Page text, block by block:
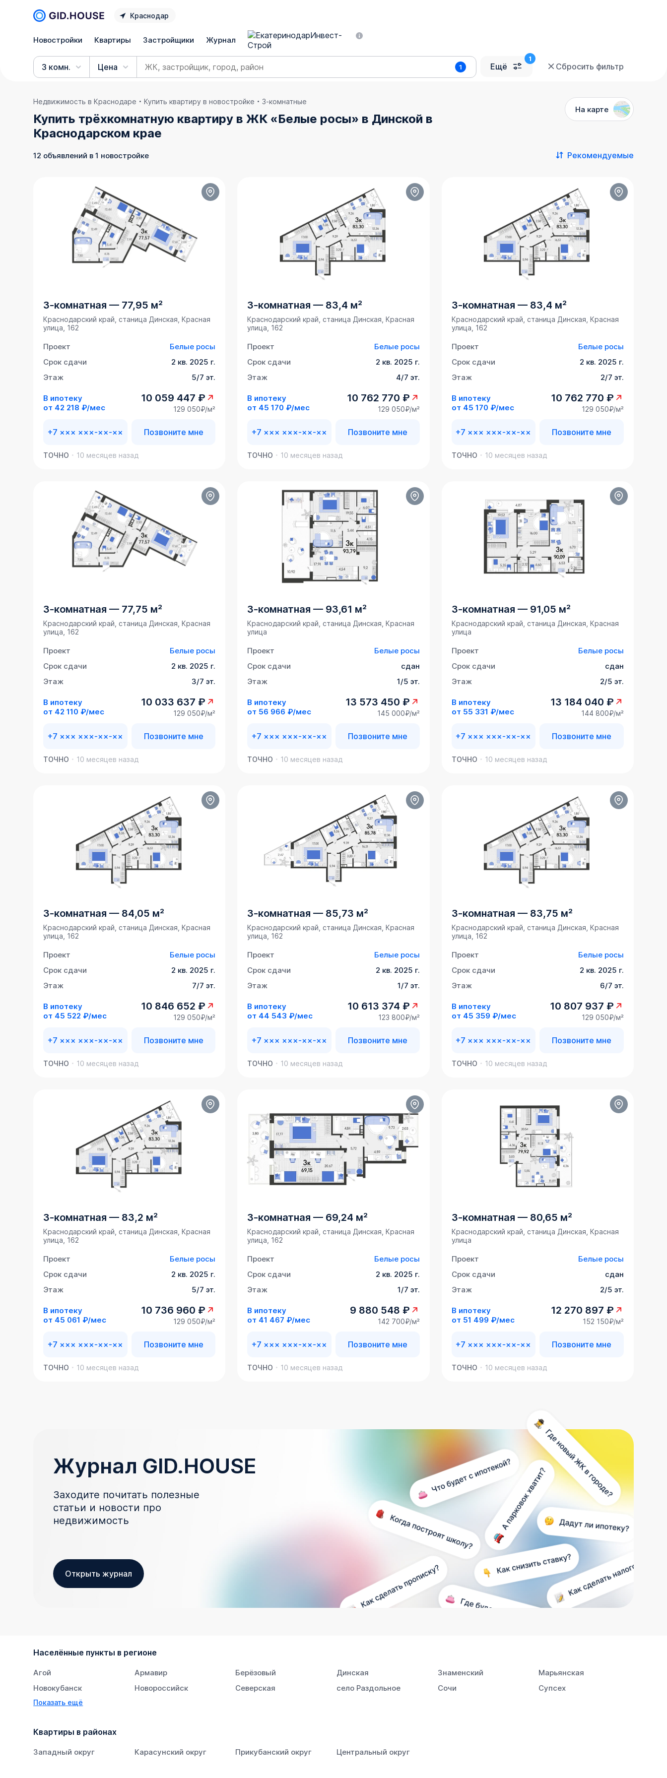
Краснодар
Новостройки Квартиры Застройщики Журнал
3 комн. Цена 1 Ещё Сбросить фильтр
Недвижимость в Краснодаре Купить квартиру в новостройке 3-комнатные
Купить трёхкомнатную квартиру в ЖК «Белые росы» в Динской в
Краснодарском крае
На карте
12 объявлений в 1 новостройке Рекомендуемые
3-комнатная — 77,95 м²
Краснодарский край, станица Динская, Красная
улица, 162
Проект
Белые росы
Срок сдачи
2 кв. 2025 г.
Этаж
5/7 эт.
В ипотеку
от 42 218 ₽/мес
10 059 447 ₽
129 050₽/м²
+7 ××× ×××-××-×× Позвоните мне
ТОЧНО 10 месяцев назад
3-комнатная — 83,4 м²
Краснодарский край, станица Динская, Красная
улица, 162
Проект
Белые росы
Срок сдачи
2 кв. 2025 г.
Этаж
4/7 эт.
В ипотеку
от 45 170 ₽/мес
10 762 770 ₽
129 050₽/м²
+7 ××× ×××-××-×× Позвоните мне
ТОЧНО 10 месяцев назад
3-комнатная — 83,4 м²
Краснодарский край, станица Динская, Красная
улица, 162
Проект
Белые росы
Срок сдачи
2 кв. 2025 г.
Этаж
2/7 эт.
В ипотеку
от 45 170 ₽/мес
10 762 770 ₽
129 050₽/м²
+7 ××× ×××-××-×× Позвоните мне
ТОЧНО 10 месяцев назад
3-комнатная — 77,75 м²
Краснодарский край, станица Динская, Красная
улица, 162
Проект
Белые росы
Срок сдачи
2 кв. 2025 г.
Этаж
3/7 эт.
В ипотеку
от 42 110 ₽/мес
10 033 637 ₽
129 050₽/м²
+7 ××× ×××-××-×× Позвоните мне
ТОЧНО 10 месяцев назад
3-комнатная — 93,61 м²
Краснодарский край, станица Динская, Красная
улица
Проект
Белые росы
Срок сдачи
сдан
Этаж
1/5 эт.
В ипотеку
от 56 966 ₽/мес
13 573 450 ₽
145 000₽/м²
+7 ××× ×××-××-×× Позвоните мне
ТОЧНО 10 месяцев назад
3-комнатная — 91,05 м²
Краснодарский край, станица Динская, Красная
улица
Проект
Белые росы
Срок сдачи
сдан
Этаж
2/5 эт.
В ипотеку
от 55 331 ₽/мес
13 184 040 ₽
144 800₽/м²
+7 ××× ×××-××-×× Позвоните мне
ТОЧНО 10 месяцев назад
3-комнатная — 84,05 м²
Краснодарский край, станица Динская, Красная
улица, 162
Проект
Белые росы
Срок сдачи
2 кв. 2025 г.
Этаж
7/7 эт.
В ипотеку
от 45 522 ₽/мес
10 846 652 ₽
129 050₽/м²
+7 ××× ×××-××-×× Позвоните мне
ТОЧНО 10 месяцев назад
3-комнатная — 85,73 м²
Краснодарский край, станица Динская, Красная
улица, 162
Проект
Белые росы
Срок сдачи
2 кв. 2025 г.
Этаж
1/7 эт.
В ипотеку
от 44 543 ₽/мес
10 613 374 ₽
123 800₽/м²
+7 ××× ×××-××-×× Позвоните мне
ТОЧНО 10 месяцев назад
3-комнатная — 83,75 м²
Краснодарский край, станица Динская, Красная
улица, 162
Проект
Белые росы
Срок сдачи
2 кв. 2025 г.
Этаж
6/7 эт.
В ипотеку
от 45 359 ₽/мес
10 807 937 ₽
129 050₽/м²
+7 ××× ×××-××-×× Позвоните мне
ТОЧНО 10 месяцев назад
3-комнатная — 83,2 м²
Краснодарский край, станица Динская, Красная
улица, 162
Проект
Белые росы
Срок сдачи
2 кв. 2025 г.
Этаж
5/7 эт.
В ипотеку
от 45 061 ₽/мес
10 736 960 ₽
129 050₽/м²
+7 ××× ×××-××-×× Позвоните мне
ТОЧНО 10 месяцев назад
3-комнатная — 69,24 м²
Краснодарский край, станица Динская, Красная
улица, 162
Проект
Белые росы
Срок сдачи
2 кв. 2025 г.
Этаж
1/7 эт.
В ипотеку
от 41 467 ₽/мес
9 880 548 ₽
142 700₽/м²
+7 ××× ×××-××-×× Позвоните мне
ТОЧНО 10 месяцев назад
3-комнатная — 80,65 м²
Краснодарский край, станица Динская, Красная
улица
Проект
Белые росы
Срок сдачи
сдан
Этаж
2/5 эт.
В ипотеку
от 51 499 ₽/мес
12 270 897 ₽
152 150₽/м²
+7 ××× ×××-××-×× Позвоните мне
ТОЧНО 10 месяцев назад
Журнал GID.HOUSE
Заходите почитать полезные
статьи и новости про
недвижимость
Открыть журнал
Населённые пункты в регионе
Агой Армавир Берёзовый Динская Знаменский
Марьянская
Новокубанск
Новороссийск Северская село Раздольное Сочи
Супсех
Тихорецк
Показать ещё
Квартиры в районах
Западный округ Карасунский округ Прикубанский округ Центральный округ